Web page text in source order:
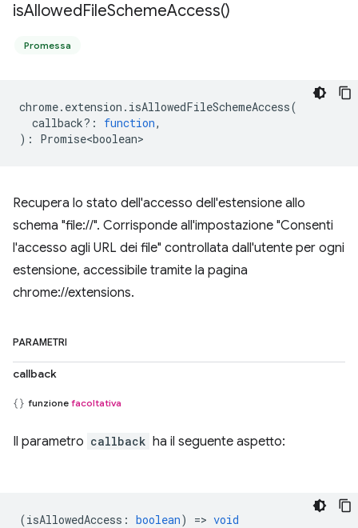
isAllowedFileSchemeAccess()
Promessa
chrome. extension . isAllowedFileSchemeAccess(
callback? : function,
) : Promise<boolean>
Recupera lo stato dell'accesso dell'estensione allo
schema "file://". Corrisponde all'impostazione "Consenti
l'accesso agli URL dei file" controllata dall'utente per ogni
estensione, accessibile tramite la pagina
chrome://extensions.
PARAMETRI
callback
funzione facoltativa
Il parametro callback ha il seguente aspetto:
(isAllowedAccess : boolean) => void